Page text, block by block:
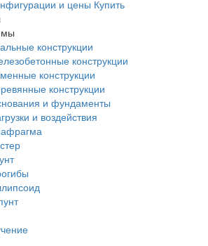
и цены Купить
конструкции
конструкции
конструкции
конструкции
и фундаменты
и воздействия